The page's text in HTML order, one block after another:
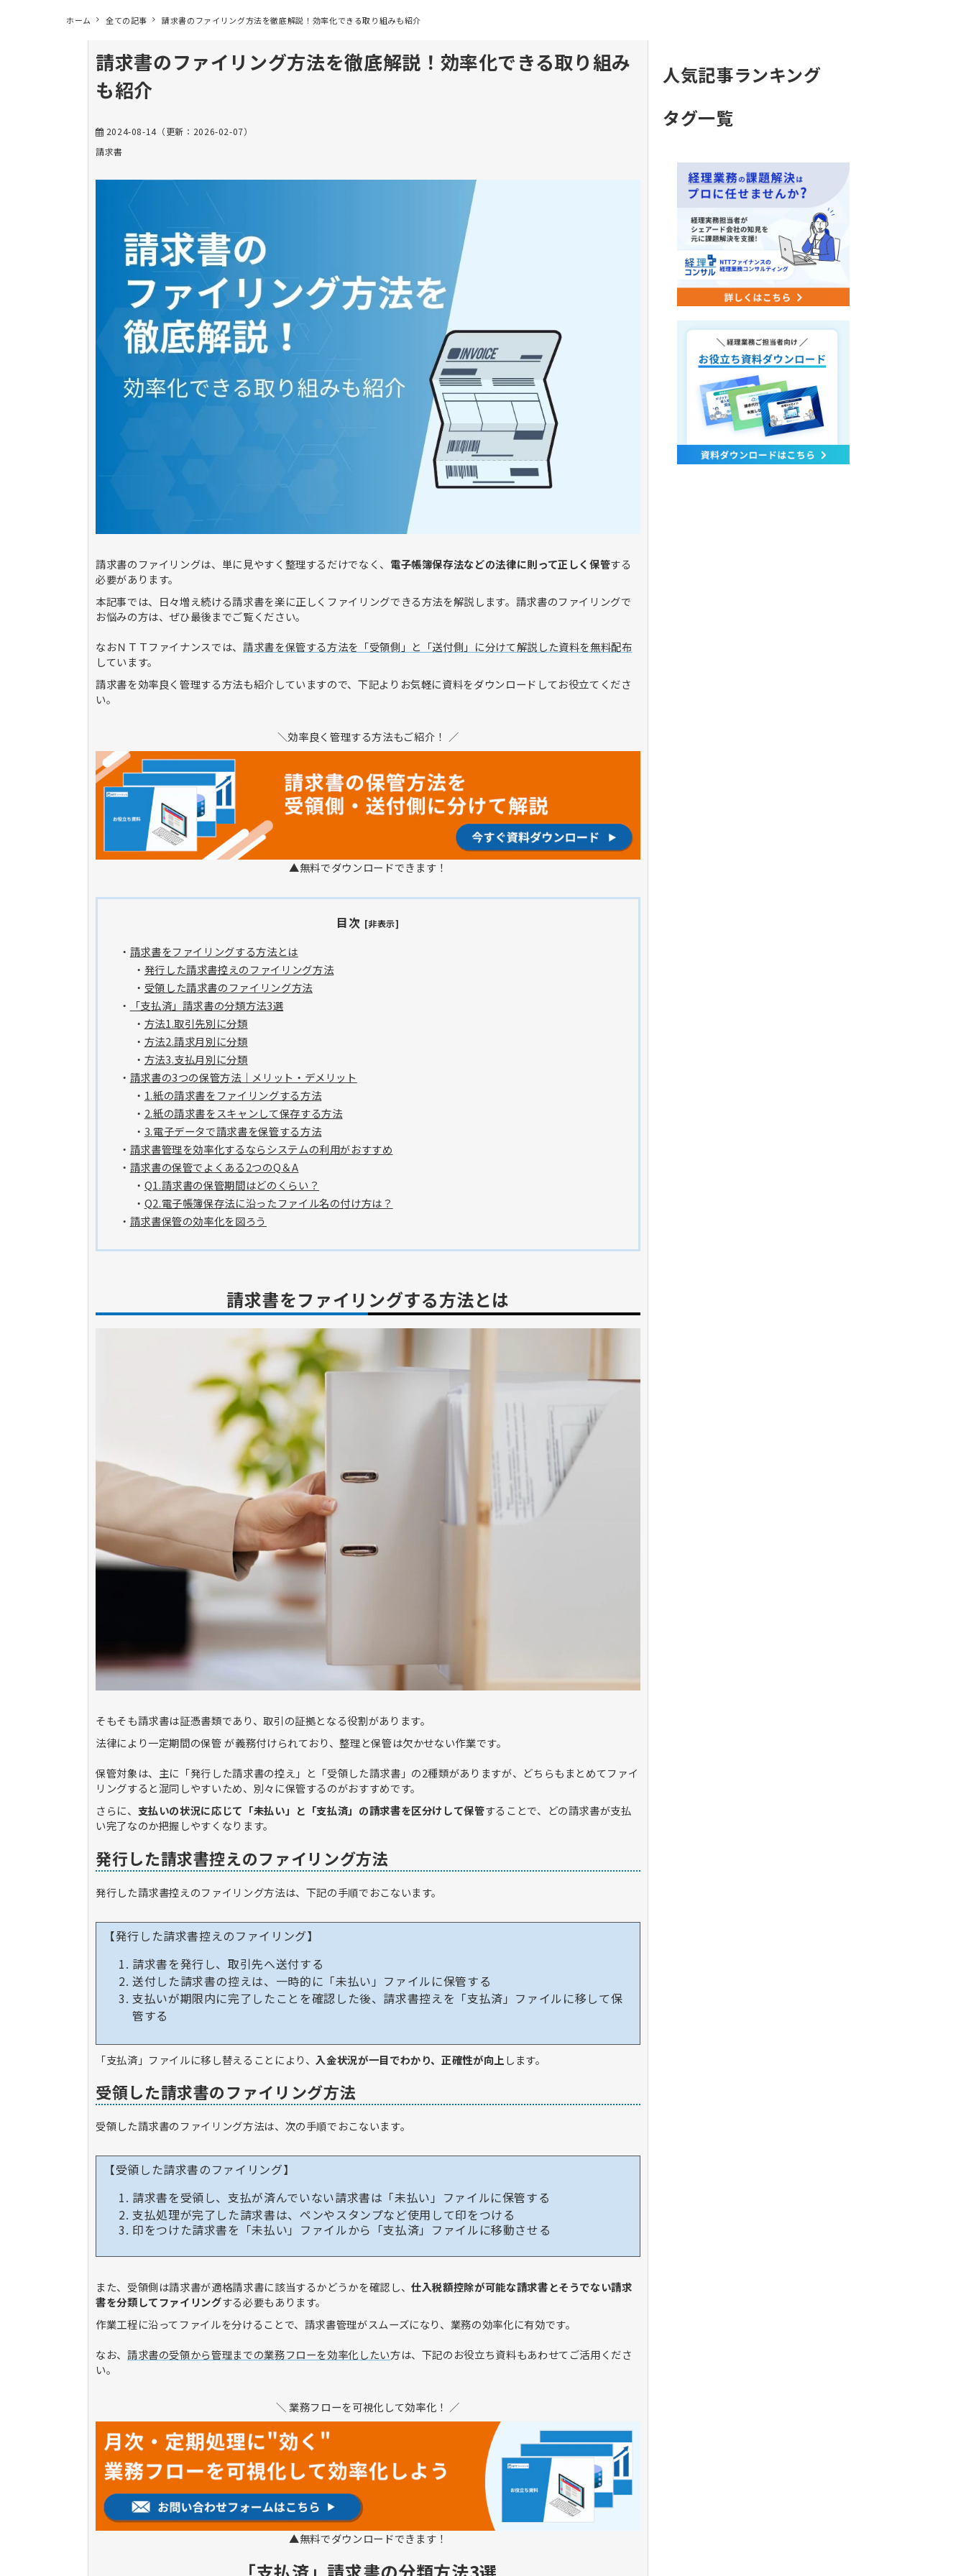
ホーム 全ての記事 請求書のファイリング方法を徹底解説！効率化できる取り組みも紹介
請求書のファイリング方法を徹底解説！効率化できる取り組み
も紹介
2024-08-14 （更新： 2026-02-07）
請求書
請求書のファイリングは、単に見やすく整理するだけでなく、 電子帳簿保存法などの法律に則って正しく保管する
必要があります。
本記事では、日々増え続ける請求書を楽に正しくファイリングできる方法を解説します。請求書のファイリングで
お悩みの方は、ぜひ最後までご覧ください。
なおＮＴＴファイナンスでは、 請求書を保管する方法を「受領側」と「送付側」に分けて解説した資料を無料配布
しています。
請求書を効率良く管理する方法も紹介していますので、下記よりお気軽に資料をダウンロードしてお役立てくださ
い。
＼効率良く管理する方法もご紹介！ ／
▲無料でダウンロードできます！
目次 [非表示]
・ 請求書をファイリングする方法とは
・ 発行した請求書控えのファイリング方法
・ 受領した請求書のファイリング方法
・
「支払済」請求書の分類方法3選
・ 方法1.取引先別に分類
・ 方法2.請求月別に分類
・ 方法3.支払月別に分類
・ 請求書の3つの保管方法｜メリット・デメリット
・ 1.紙の請求書をファイリングする方法
・ 2.紙の請求書をスキャンして保存する方法
・ 3.電子データで請求書を保管する方法
・ 請求書管理を効率化するならシステムの利用がおすすめ
・ 請求書の保管でよくある2つのQ＆A
・ Q1.請求書の保管期間はどのくらい？
・ Q2.電子帳簿保存法に沿ったファイル名の付け方は？
・ 請求書保管の効率化を図ろう
請求書をファイリングする方法とは
そもそも請求書は証憑書類であり、取引の証拠となる役割があります。
法律により一定期間の保管 が義務付けられており、整理と保管は欠かせない作業です。
保管対象は、主に「発行した請求書の控え」と「受領した請求書」の2種類がありますが、どちらもまとめてファイ
リングすると混同しやすいため、別々に保管するのがおすすめです。
さらに、 支払いの状況に応じて「未払い」と「支払済」の請求書を区分けして保管することで、どの請求書が支払
い完了なのか把握しやすくなります。
発行した請求書控えのファイリング方法
発行した請求書控えのファイリング方法は、下記の手順でおこないます。
【発行した請求書控えのファイリング】
請求書を発行し、取引先へ送付する
送付した請求書の控えは、一時的に「未払い」ファイルに保管する
支払いが期限内に完了したことを確認した後、請求書控えを「支払済」ファイルに移して保
管する
「支払済」ファイルに移し替えることにより、 入金状況が一目でわかり、正確性が向上 します。
受領した請求書のファイリング方法
受領した請求書のファイリング方法は、次の手順でおこないます。
【受領した請求書のファイリング】
請求書を受領し、支払が済んでいない請求書は「未払い」ファイルに保管する
支払処理が完了した請求書は、ペンやスタンプなど使用して印をつける
印をつけた請求書を「未払い」ファイルから「支払済」ファイルに移動させる
また、受領側は請求書が適格請求書に該当するかどうかを確認し、仕入税額控除が可能な請求書とそうでない請求
書を分類してファイリングする必要もあります。
作業工程に沿ってファイルを分けることで、請求書管理がスムーズになり、業務の効率化に有効です。
なお、 請求書の受領から管理までの業務フローを効率化したい方は、下記のお役立ち資料もあわせてご活用くださ
い。
＼ 業務フローを可視化して効率化！ ／
▲無料でダウンロードできます！
人気記事ランキング
タグ一覧